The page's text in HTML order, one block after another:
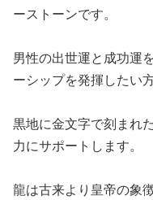
ーストーンです。
男性の出世運と成功運
ーシップを発揮したい
黒地に金文字で刻まれ
力にサポートします。
龍は古来より皇帝の象